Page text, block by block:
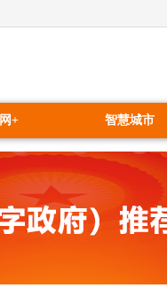
+ 智慧城市